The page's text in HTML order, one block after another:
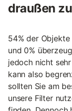
draußen
54% der
und 0%
jedoch nicht
kann also
sollten Sie am
unsere Filter